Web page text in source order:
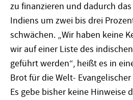
zu finanzieren und dadurch
Indiens um zwei bis drei
schwächen. „Wir haben keine
wir auf einer Liste des
geführt werden“, heißt es in
Brot für die Welt-
Es gebe bisher keine Hinweise